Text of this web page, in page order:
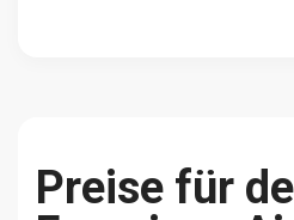
Preise für